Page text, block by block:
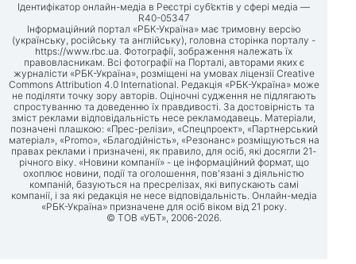
Ідентифікатор онлайн-медіа в Реєстрі суб’єктів у сфері медіа —
R40-05347
Інформаційний портал «РБК-Україна» має тримовну версію
(українську, російську та англійську), головна сторінка порталу -
https://www.rbc.ua. Фотографії, зображення належать їх
правовласникам. Всі фотографії на Порталі, авторами яких є
журналісти «РБК-Україна», розміщені на умовах ліцензії Creative
Commons Attribution 4.0 International. Редакція «РБК-Україна» може
не поділяти точку зору авторів. Оціночні судження не підлягають
спростуванню та доведенню їх правдивості. За достовірність та
зміст реклами відповідальність несе рекламодавець. Матеріали,
позначені плашкою: «Прес-релізи», «Спецпроект», «Партнерський
матеріал», «Promo», «Благодійність», «Резонанс» розміщуються на
правах реклами і призначені, як правило, для осіб, які досягли 21-
річного віку. «Новини компанії» - це інформаційний формат, що
охоплює новини, події та оголошення, пов'язані з діяльністю
компаній, базуються на пресрелізах, які випускають самі
компанії, і за які редакція не несе відповідальність. Онлайн-медіа
«РБК-Україна» призначене для осіб віком від 21 року.
© ТОВ «УБТ», 2006-2026.